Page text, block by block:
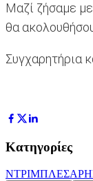
Μαζί ζήσαμε
θα
Συγχαρητήρια
Κατηγορίες
ΝΤΡΙΜΠΛΕΣ